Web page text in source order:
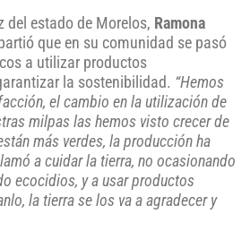
del estado de Morelos, Ramona
que en su comunidad se pasó
a utilizar productos
la sostenibilidad. “Hemos
el cambio en la utilización de
milpas las hemos visto crecer de
más verdes, la producción ha
a cuidar la tierra, no ocasionando
ecocidios, y a usar productos
la tierra se los va a agradecer y